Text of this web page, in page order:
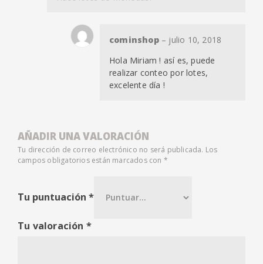
cominshop – julio 10, 2018
Hola Miriam ! así es, puede
realizar conteo por lotes,
excelente día !
AÑADIR UNA VALORACIÓN
Tu dirección de correo electrónico no será publicada. Los
campos obligatorios están marcados con *
Tu puntuación *
Tu valoración *